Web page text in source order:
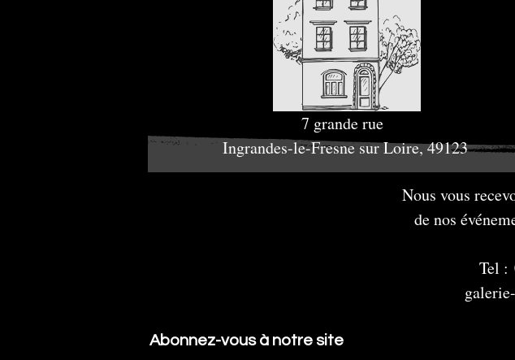
7 grande rue
Ingrandes-le-Fresne sur Loire, 49123
Nous vous
de nos
Tel :
Abonnez-vous à notre site